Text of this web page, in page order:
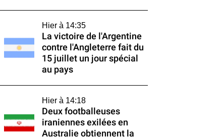
Hier à 14:35
La victoire de l'Argentine
contre l'Angleterre fait du
15 juillet un jour spécial
au pays
Hier à 14:18
Deux footballeuses
iraniennes exilées en
Australie obtiennent la